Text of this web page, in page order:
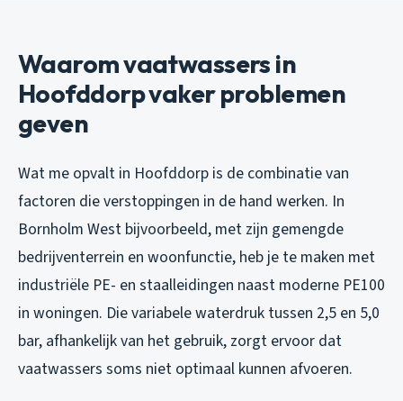
Waarom vaatwassers in
Hoofddorp vaker problemen
geven
Wat me opvalt in Hoofddorp is de combinatie van
factoren die verstoppingen in de hand werken. In
Bornholm West bijvoorbeeld, met zijn gemengde
bedrijventerrein en woonfunctie, heb je te maken met
industriële PE- en staalleidingen naast moderne PE100
in woningen. Die variabele waterdruk tussen 2,5 en 5,0
bar, afhankelijk van het gebruik, zorgt ervoor dat
vaatwassers soms niet optimaal kunnen afvoeren.